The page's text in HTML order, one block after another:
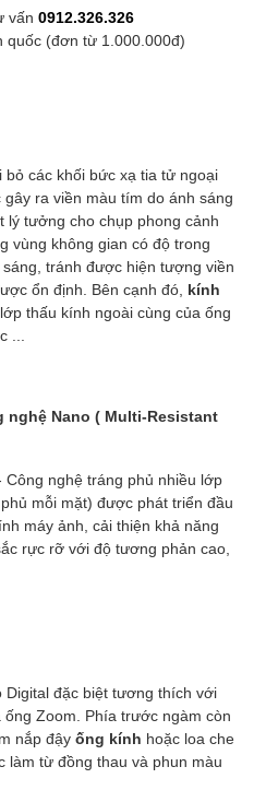
vấn 0912.326.326
quốc (đơn từ 1.000.000đ)
bỏ các khối bức xạ tia tử ngoại
ra viền màu tím do ánh sáng
lý tưởng cho chụp phong cảnh
vùng không gian có độ trong
tránh được hiện tượng viền
ổn định. Bên cạnh đó, kính
thấu kính ngoài cùng của ống
...
Nano ( Multi-Resistant
Công nghệ tráng phủ nhiều lớp
mỗi mặt) được phát triển đầu
máy ảnh, cải thiện khả năng
rực rỡ với độ tương phản cao,
Digital đặc biệt tương thích với
Zoom. Phía trước ngàm còn
nắp đậy ống kính hoặc loa che
làm từ đồng thau và phun màu